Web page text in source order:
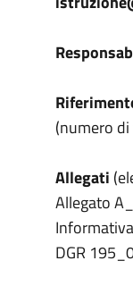
(numero
Allegati
Allegato
DGR